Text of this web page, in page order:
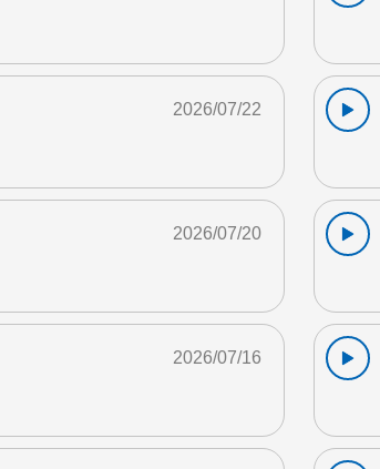
2026/07/22
2026/07/20
2026/07/16